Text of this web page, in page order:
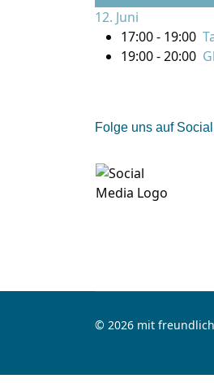
12. Juni
17:00 - 19:00
19:00 - 20:00
Folge uns auf
© 2026 mit